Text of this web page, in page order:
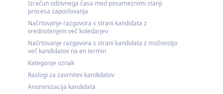
Izračun odzivnega časa med posameznimi stanji
procesa zaposlovanja
Načrtovanje razgovora s strani kandidata z
vrednotenjem več koledarjev
Načrtovanje razgovora s strani kandidata z možnostjo
več kandidatov na en termin
Kategorije oznak
Razlogi za zavrnitev kandidatov
Anonimizacija kandidata